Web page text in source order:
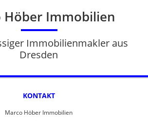
Höber Immobilien
Immobilienmakler aus
Dresden
KONTAKT
Marco Höber Immobilien